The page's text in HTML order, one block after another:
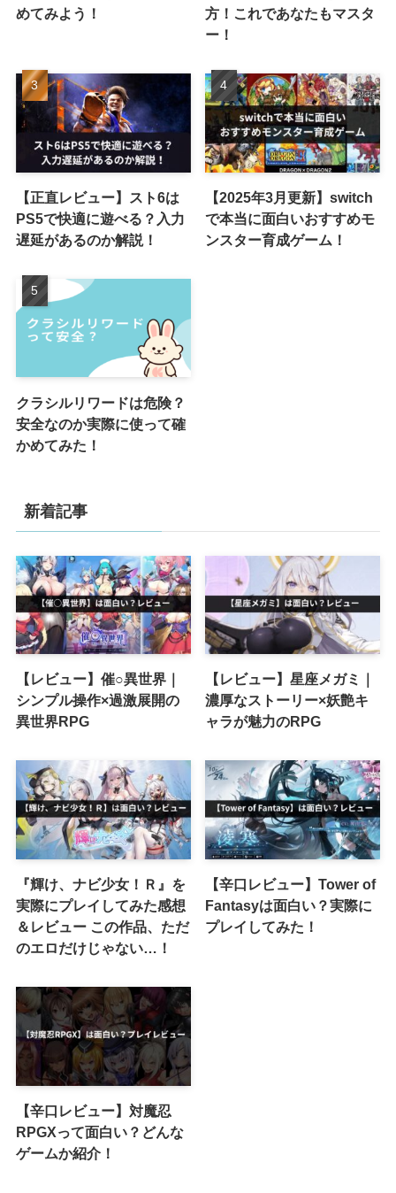
めてみよう！
方！これであなたもマスタ
ー！
【正直レビュー】スト6は
PS5で快適に遊べる？入力
遅延があるのか解説！
【2025年3月更新】switch
で本当に面白いおすすめモ
ンスター育成ゲーム！
クラシルリワードは危険？
安全なのか実際に使って確
かめてみた！
新着記事
【レビュー】催○異世界｜
シンプル操作×過激展開の
異世界RPG
【レビュー】星座メガミ｜
濃厚なストーリー×妖艶キ
ャラが魅力のRPG
『輝け、ナビ少女！Ｒ』を
実際にプレイしてみた感想
＆レビュー この作品、ただ
のエロだけじゃない…！
【辛口レビュー】Tower of
Fantasyは面白い？実際に
プレイしてみた！
【辛口レビュー】対魔忍
RPGXって面白い？どんな
ゲームか紹介！